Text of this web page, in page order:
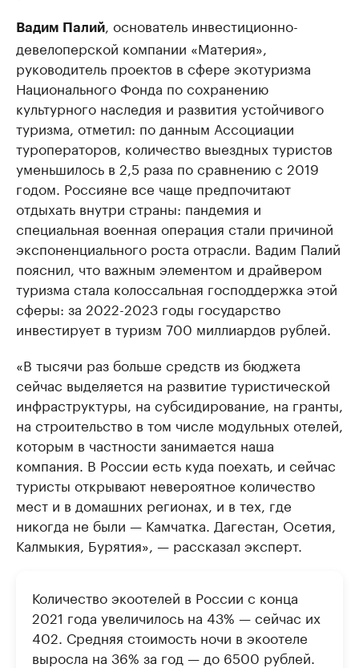
Вадим Палий , основатель инвестиционно-
девелоперской компании «Материя»,
руководитель проектов в сфере экотуризма
Национального Фонда по сохранению
культурного наследия и развития устойчивого
туризма, отметил: по данным Ассоциации
туроператоров, количество выездных туристов
уменьшилось в 2,5 раза по сравнению с 2019
годом. Россияне все чаще предпочитают
отдыхать внутри страны: пандемия и
специальная военная операция стали причиной
экспоненциального роста отрасли. Вадим Палий
пояснил, что важным элементом и драйвером
туризма стала колоссальная господдержка этой
сферы: за 2022-2023 годы государство
инвестирует в туризм 700 миллиардов рублей.
«В тысячи раз больше средств из бюджета
сейчас выделяется на развитие туристической
инфраструктуры, на субсидирование, на гранты,
на строительство в том числе модульных отелей,
которым в частности занимается наша
компания. В России есть куда поехать, и сейчас
туристы открывают невероятное количество
мест и в домашних регионах, и в тех, где
никогда не были — Камчатка. Дагестан, Осетия,
Калмыкия, Бурятия», — рассказал эксперт.
Количество экоотелей в России с конца
2021 года увеличилось на 43% — сейчас их
402. Средняя стоимость ночи в экоотеле
выросла на 36% за год — до 6500 рублей.